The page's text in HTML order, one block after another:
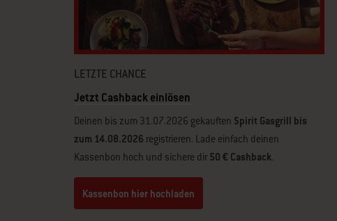
LETZTE CHANCE
Jetzt Cashback einlösen
Deinen bis zum 31.07.2026 gekauften Spirit Gasgrill bis
zum 14.08.2026 registrieren. Lade einfach deinen
Kassenbon hoch und sichere dir 50 € Cashback.
Kassenbon hier hochladen